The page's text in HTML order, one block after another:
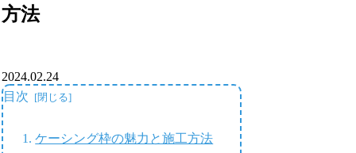
方法
2024.02.24
目次
ケーシング枠の魅力と施工方法